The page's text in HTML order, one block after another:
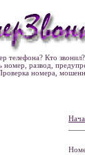
телефона? Кто
номер, развод,
номера,